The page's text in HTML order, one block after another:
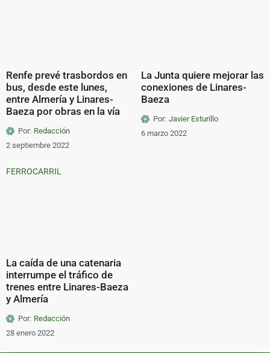
Renfe prevé trasbordos en
bus, desde este lunes,
entre Almería y Linares-
Baeza por obras en la vía
Por: Redacción
2 septiembre 2022
La Junta quiere mejorar las
conexiones de Linares-
Baeza
Por: Javier Esturillo
6 marzo 2022
FERROCARRIL
La caída de una catenaria
interrumpe el tráfico de
trenes entre Linares-Baeza
y Almería
Por: Redacción
28 enero 2022